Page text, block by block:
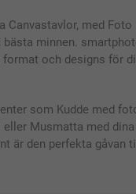
Canvastavlor, med Foto
bästa minnen.
och designs för
som Kudde med
Musmatta med
är den perfekta gåvan